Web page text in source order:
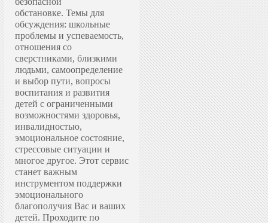
обстановке. Темы для
обсуждения: школьные
проблемы и успеваемость,
отношения со
сверстниками, близкими
людьми, самоопределение
и выбор пути, вопросы
воспитания и развития
детей с ограниченными
возможностями здоровья,
инвалидностью,
эмоциональное состояние,
стрессовые ситуации и
многое другое. Этот сервис
станет важным
инструментом поддержки
эмоционального
благополучия Вас и ваших
детей. Проходите по